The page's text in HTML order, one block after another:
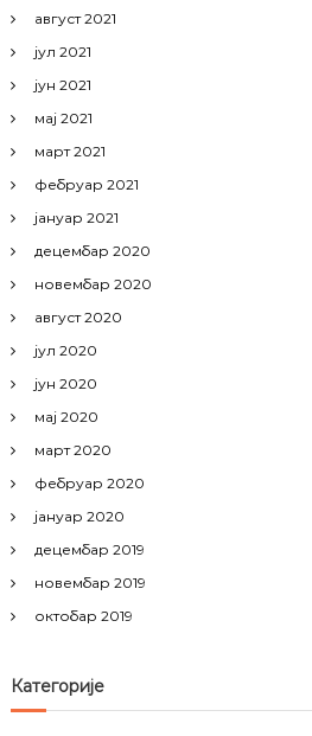
август 2021
јул 2021
јун 2021
мај 2021
март 2021
фебруар 2021
јануар 2021
децембар 2020
новембар 2020
август 2020
јул 2020
јун 2020
мај 2020
март 2020
фебруар 2020
јануар 2020
децембар 2019
новембар 2019
октобар 2019
Категорије